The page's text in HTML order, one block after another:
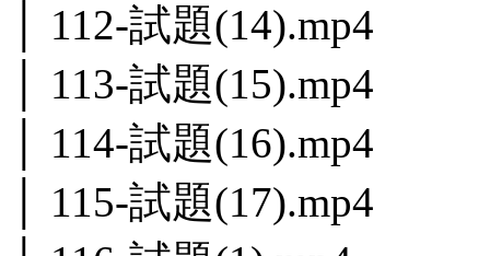
│ 112-試題(14).mp4
│ 113-試題(15).mp4
│ 114-試題(16).mp4
│ 115-試題(17).mp4